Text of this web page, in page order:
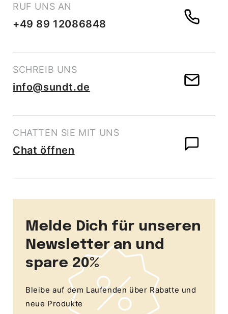
RUF UNS AN
+49 89 12086848
SCHREIB UNS
info@sundt.de
CHATTEN SIE MIT UNS
Chat öffnen
Melde Dich für unseren
Newsletter an und
spare 20%
Bleibe auf dem Laufenden über Rabatte und
neue Produkte